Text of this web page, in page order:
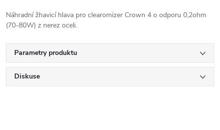
Náhradní žhavicí hlava pro clearomizer Crown 4 o odporu 0,2ohm
(70-80W) z nerez oceli.
Parametry produktu
Diskuse